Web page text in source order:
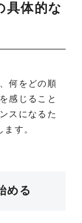
具体的な
何をどの順
感じること
スになるた
す。
める